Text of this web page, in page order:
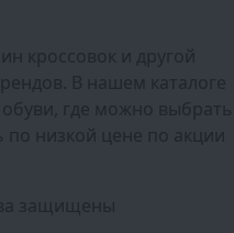
кроссовок и другой
В нашем каталоге
где можно выбрать
по низкой цене по акции
защищены